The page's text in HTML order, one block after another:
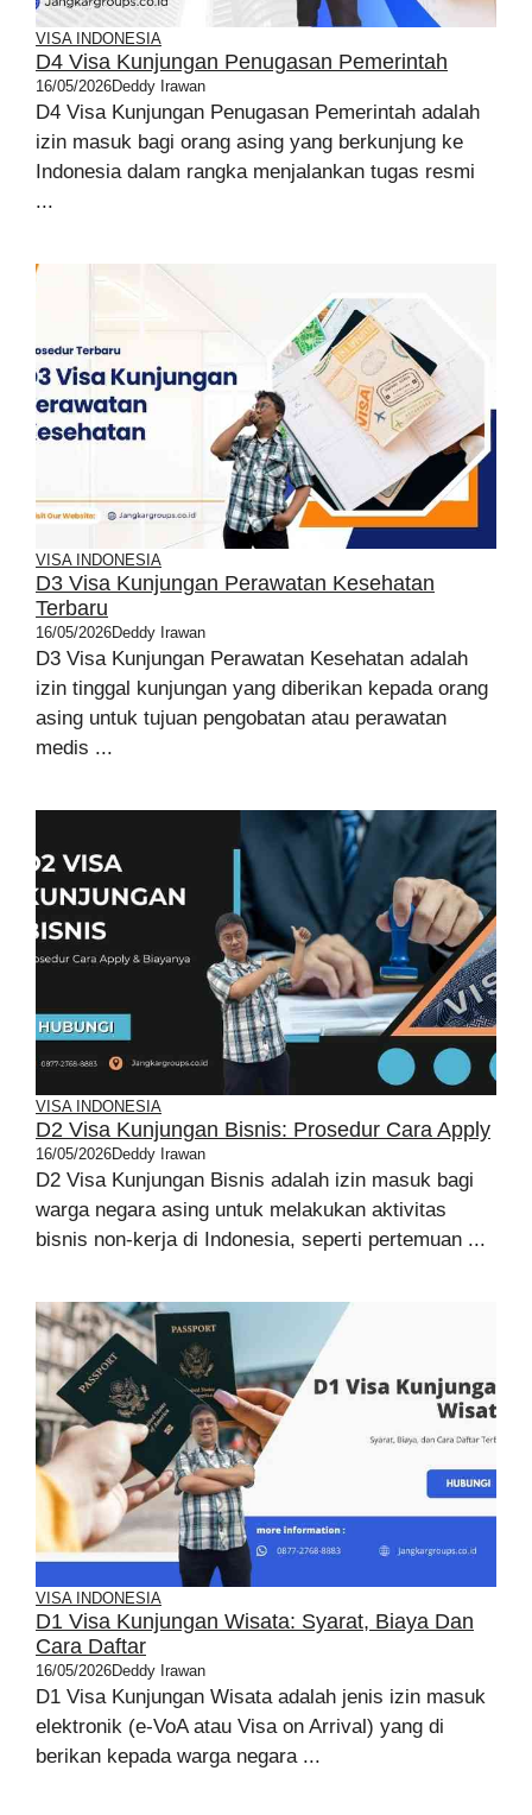
VISA INDONESIA
D4 Visa Kunjungan Penugasan Pemerintah
16/05/2026Deddy Irawan
D4 Visa Kunjungan Penugasan Pemerintah adalah
izin masuk bagi orang asing yang berkunjung ke
Indonesia dalam rangka menjalankan tugas resmi
...
VISA INDONESIA
D3 Visa Kunjungan Perawatan Kesehatan
Terbaru
16/05/2026Deddy Irawan
D3 Visa Kunjungan Perawatan Kesehatan adalah
izin tinggal kunjungan yang diberikan kepada orang
asing untuk tujuan pengobatan atau perawatan
medis ...
VISA INDONESIA
D2 Visa Kunjungan Bisnis: Prosedur Cara Apply
16/05/2026Deddy Irawan
D2 Visa Kunjungan Bisnis adalah izin masuk bagi
warga negara asing untuk melakukan aktivitas
bisnis non-kerja di Indonesia, seperti pertemuan ...
VISA INDONESIA
D1 Visa Kunjungan Wisata: Syarat, Biaya Dan
Cara Daftar
16/05/2026Deddy Irawan
D1 Visa Kunjungan Wisata adalah jenis izin masuk
elektronik (e-VoA atau Visa on Arrival) yang di
berikan kepada warga negara ...